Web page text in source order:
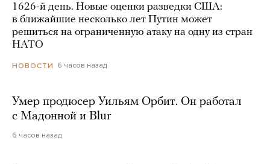
1626-й день. Новые оценки разведки США:
в ближайшие несколько лет Путин может
решиться на ограниченную атаку на одну из стран
НАТО
НОВОСТИ 6 часов назад
Умер продюсер Уильям Орбит. Он работал
с Мадонной и Blur
6 часов назад